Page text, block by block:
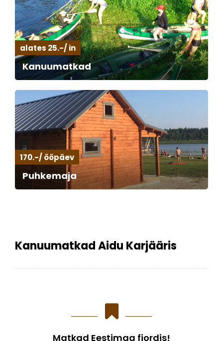
alates 25.-/ in
Kanuumatkad
170.-/ ööpäev
Puhkemaja
Kanuumatkad Aidu Karjääris
Matkad Eestimaa fjordis!